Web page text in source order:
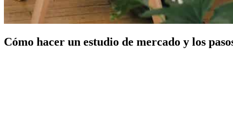
Cómo hacer un estudio de mercado y los